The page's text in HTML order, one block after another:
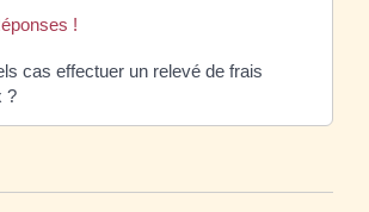
!
cas effectuer un relevé de frais
?